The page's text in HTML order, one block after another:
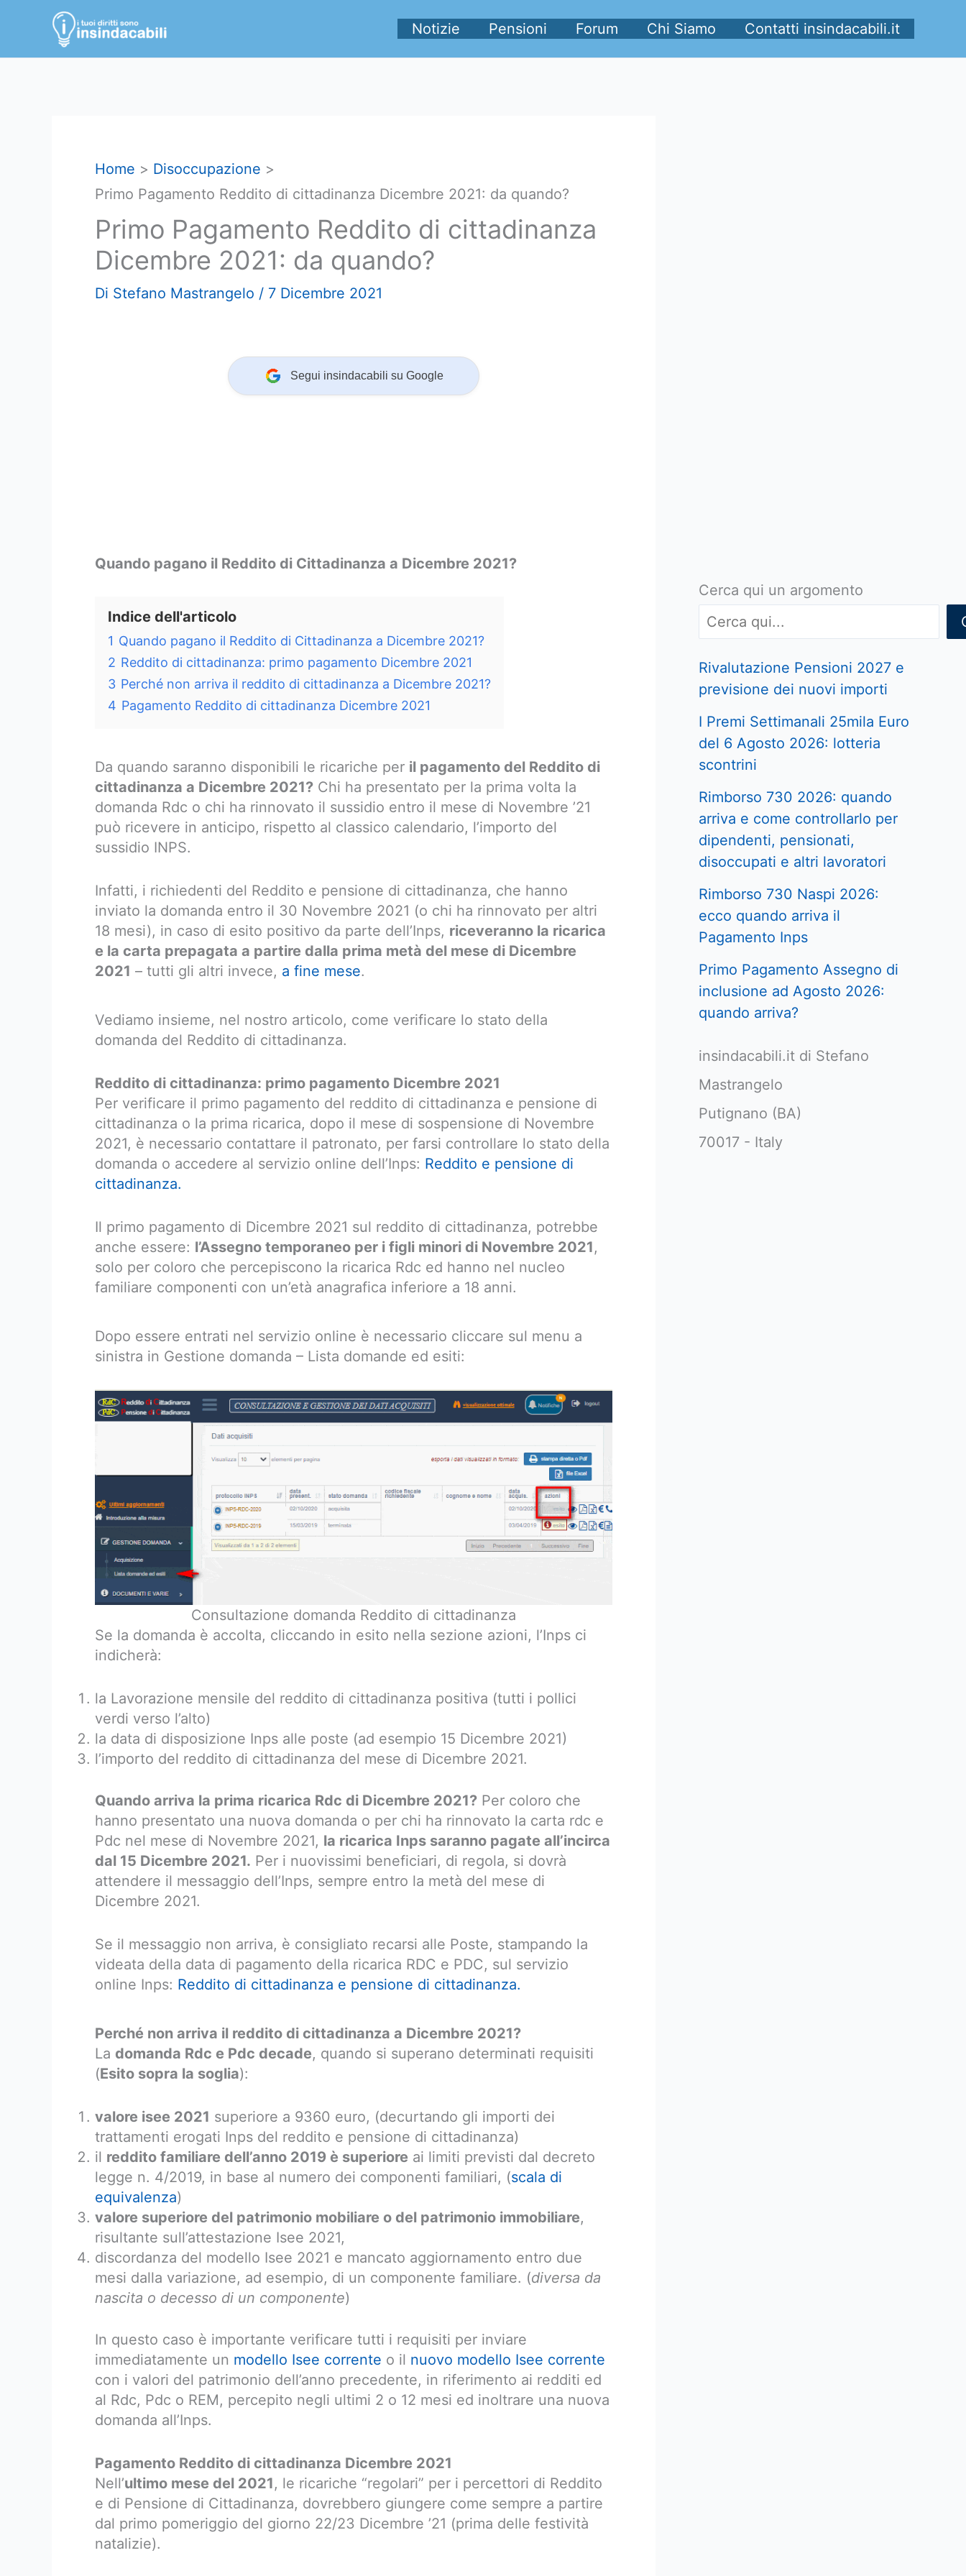
contenuto
Notizie Pensioni Forum Chi Siamo Contatti insindacabili.it
Home
Disoccupazione
Primo Pagamento Reddito di cittadinanza Dicembre 2021: da quando?
Primo Pagamento Reddito di cittadinanza
Dicembre 2021: da quando?
Di Stefano Mastrangelo / 7 Dicembre 2021
Segui insindacabili su Google
Quando pagano il Reddito di Cittadinanza a Dicembre 2021?
Indice dell'articolo
1 Quando pagano il Reddito di Cittadinanza a Dicembre 2021?
2 Reddito di cittadinanza: primo pagamento Dicembre 2021
3 Perché non arriva il reddito di cittadinanza a Dicembre 2021?
4 Pagamento Reddito di cittadinanza Dicembre 2021
Da quando saranno disponibili le ricariche per il pagamento del Reddito di
cittadinanza a Dicembre 2021? Chi ha presentato per la prima volta la
domanda Rdc o chi ha rinnovato il sussidio entro il mese di Novembre ’21
può ricevere in anticipo, rispetto al classico calendario, l’importo del
sussidio INPS.
Infatti, i richiedenti del Reddito e pensione di cittadinanza, che hanno
inviato la domanda entro il 30 Novembre 2021 (o chi ha rinnovato per altri
18 mesi), in caso di esito positivo da parte dell’Inps, riceveranno la ricarica
e la carta prepagata a partire dalla prima metà del mese di Dicembre
2021 – tutti gli altri invece, a fine mese.
Vediamo insieme, nel nostro articolo, come verificare lo stato della
domanda del Reddito di cittadinanza.
Reddito di cittadinanza: primo pagamento Dicembre 2021
Per verificare il primo pagamento del reddito di cittadinanza e pensione di
cittadinanza o la prima ricarica, dopo il mese di sospensione di Novembre
2021, è necessario contattare il patronato, per farsi controllare lo stato della
domanda o accedere al servizio online dell’Inps: Reddito e pensione di
cittadinanza.
Il primo pagamento di Dicembre 2021 sul reddito di cittadinanza, potrebbe
anche essere: l’Assegno temporaneo per i figli minori di Novembre 2021,
solo per coloro che percepiscono la ricarica Rdc ed hanno nel nucleo
familiare componenti con un’età anagrafica inferiore a 18 anni.
Dopo essere entrati nel servizio online è necessario cliccare sul menu a
sinistra in Gestione domanda – Lista domande ed esiti:
Consultazione domanda Reddito di cittadinanza
Se la domanda è accolta, cliccando in esito nella sezione azioni, l’Inps ci
indicherà:
la Lavorazione mensile del reddito di cittadinanza positiva (tutti i pollici
verdi verso l’alto)
la data di disposizione Inps alle poste (ad esempio 15 Dicembre 2021)
l’importo del reddito di cittadinanza del mese di Dicembre 2021.
Quando arriva la prima ricarica Rdc di Dicembre 2021? Per coloro che
hanno presentato una nuova domanda o per chi ha rinnovato la carta rdc e
Pdc nel mese di Novembre 2021, la ricarica Inps saranno pagate all’incirca
dal 15 Dicembre 2021. Per i nuovissimi beneficiari, di regola, si dovrà
attendere il messaggio dell’Inps, sempre entro la metà del mese di
Dicembre 2021.
Se il messaggio non arriva, è consigliato recarsi alle Poste, stampando la
videata della data di pagamento della ricarica RDC e PDC, sul servizio
online Inps: Reddito di cittadinanza e pensione di cittadinanza.
Perché non arriva il reddito di cittadinanza a Dicembre 2021?
La domanda Rdc e Pdc decade, quando si superano determinati requisiti
(Esito sopra la soglia):
valore isee 2021 superiore a 9360 euro, (decurtando gli importi dei
trattamenti erogati Inps del reddito e pensione di cittadinanza)
il reddito familiare dell’anno 2019 è superiore ai limiti previsti dal decreto
legge n. 4/2019, in base al numero dei componenti familiari, (scala di
equivalenza)
valore superiore del patrimonio mobiliare o del patrimonio immobiliare,
risultante sull’attestazione Isee 2021,
discordanza del modello Isee 2021 e mancato aggiornamento entro due
mesi dalla variazione, ad esempio, di un componente familiare. (diversa da
nascita o decesso di un componente)
In questo caso è importante verificare tutti i requisiti per inviare
immediatamente un modello Isee corrente o il nuovo modello Isee corrente
con i valori del patrimonio dell’anno precedente, in riferimento ai redditi ed
al Rdc, Pdc o REM, percepito negli ultimi 2 o 12 mesi ed inoltrare una nuova
domanda all’Inps.
Pagamento Reddito di cittadinanza Dicembre 2021
Nell’ultimo mese del 2021, le ricariche “regolari” per i percettori di Reddito
e di Pensione di Cittadinanza, dovrebbero giungere come sempre a partire
dal primo pomeriggio del giorno 22/23 Dicembre ’21 (prima delle festività
natalizie).
Cerca qui un argomento
Rivalutazione Pensioni 2027 e
previsione dei nuovi importi
I Premi Settimanali 25mila Euro
del 6 Agosto 2026: lotteria
scontrini
Rimborso 730 2026: quando
arriva e come controllarlo per
dipendenti, pensionati,
disoccupati e altri lavoratori
Rimborso 730 Naspi 2026:
ecco quando arriva il
Pagamento Inps
Primo Pagamento Assegno di
inclusione ad Agosto 2026:
quando arriva?
insindacabili.it di Stefano
Mastrangelo
Putignano (BA)
70017 - Italy